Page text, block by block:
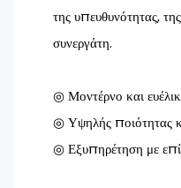
της υπευθυνότητας,
συνεργάτη.
◎ Μοντέρνο και
◎ Υψηλής ποιότητας
◎ Εξυπηρέτηση με